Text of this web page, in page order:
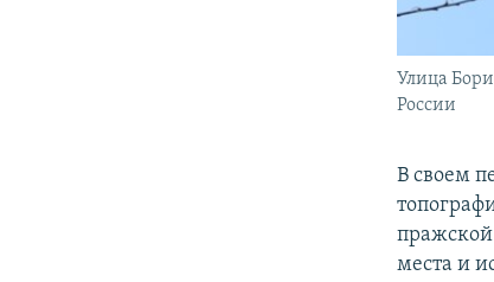
Улица
России
В своем
пражской
места и